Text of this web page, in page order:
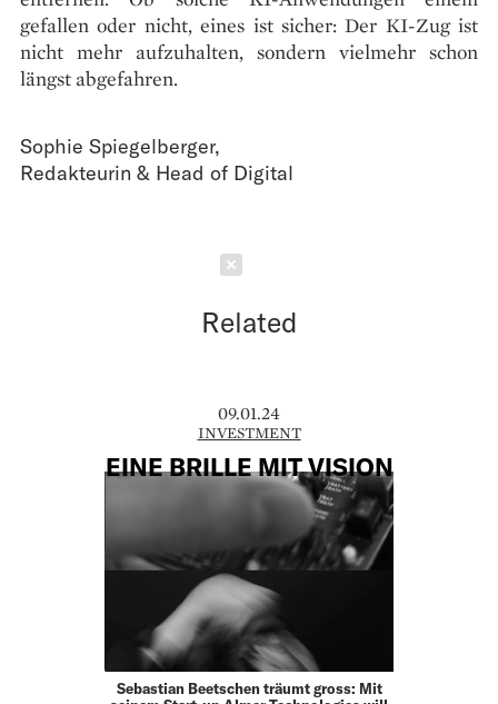
gefallen oder nicht, eines ist sicher: Der KI-Zug ist
nicht mehr aufzuhalten, sondern vielmehr schon
längst abgefahren.
Sophie Spiegelberger,
Redakteurin & Head of Digital
Related
09.01.24
INVESTMENT
EINE BRILLE MIT VISION
Sebastian Beetschen träumt gross: Mit